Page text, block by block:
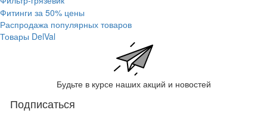
Фитинги за 50% цены
Распродажа популярных товаров
Товары DelVal
Будьте в курсе наших акций и новостей
Подписаться